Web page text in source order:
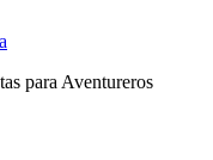
para Aventureros